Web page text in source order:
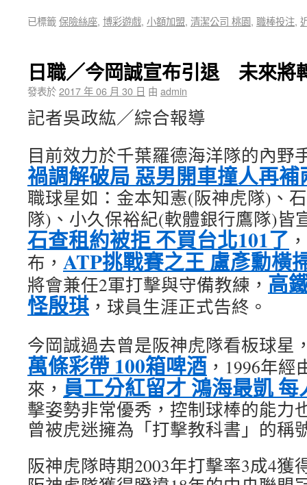
已標籤保險絲座, 博彩遊戲, 小額加盟, 清潔公司 桃園, 職棒投注,
日職／今岡誠宣布引退 未來
發表於2017 年 06 月 30 日 由 admin
記者吳政紘／綜合報導
目前效力於千葉羅德海洋隊的內野
禍調解破局 惡男開車撞人再補
職球星如：金本知憲(阪神虎隊)、
隊)、小久保裕紀(軟體銀行鷹隊)皆
石查租約被拒 不買台北101了
布， ATP挑戰賽之王 盧彥勳橫
將會兼任2軍打擊與守備教練， 高
怪殷琪 ，球員生涯正式告終。
今岡誠過去曾是阪神虎隊看板球星
萬條彩帶 100箱啤酒 ，1996年
來， 員工分紅留才 鴻海最凱 每
擊姿勢非常優秀，控制球棒的能力
曾被虎迷擁為「打擊教科書」的稱
阪神虎隊時期2003年打擊率3成4獲